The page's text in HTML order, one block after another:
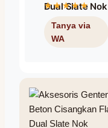
Dual Slate Nok
Ujung Jure
Jurai Warna